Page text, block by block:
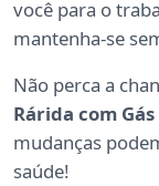
você para o
mantenha-se
Não perca a
Rárida com Gás
mudanças
saúde!